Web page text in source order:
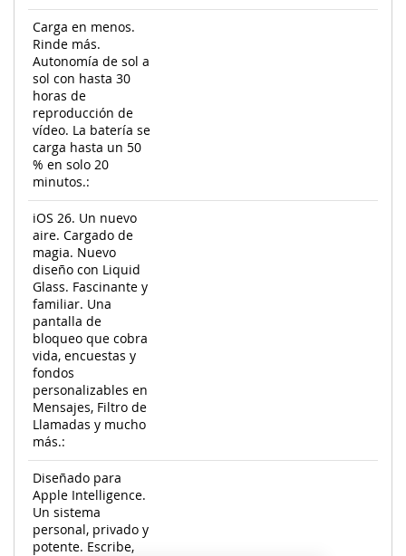
Carga en menos.
Rinde más.
Autonomía de sol a
sol con hasta 30
horas de
reproducción de
vídeo. La batería se
carga hasta un 50
% en solo 20
minutos.:
iOS 26. Un nuevo
aire. Cargado de
magia. Nuevo
diseño con Liquid
Glass. Fascinante y
familiar. Una
pantalla de
bloqueo que cobra
vida, encuestas y
fondos
personalizables en
Mensajes, Filtro de
Llamadas y mucho
más.:
Diseñado para
Apple Intelligence.
Un sistema
personal, privado y
potente. Escribe,